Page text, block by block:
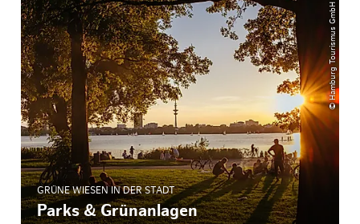
© Hamburg Tourismus GmbH
GRÜNE WIESEN IN DER STADT
Parks & Grünanlagen